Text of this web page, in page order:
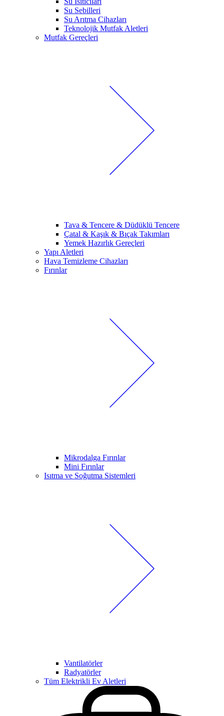
Su Sebilleri
Su Arıtma Cihazları
Teknolojik Mutfak Aletleri
Mutfak Gereçleri
Tava & Tencere & Düdüklü Tencere
Çatal & Kaşık & Bıçak Takımları
Yemek Hazırlık Gereçleri
Yapı Aletleri
Hava Temizleme Cihazları
Fırınlar
Mikrodalga Fırınlar
Mini Fırınlar
Isıtma ve Soğutma Sistemleri
Vantilatörler
Radyatörler
Tüm Elektrikli Ev Aletleri